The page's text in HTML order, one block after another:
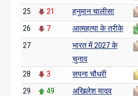
25
21 हनुमान चालीसा
26
7 आत्महत्या के तरीके
27
भारत में 2027 के
चुनाव
28 3 सपना चौधरी
29
49 अखिलेश यादव